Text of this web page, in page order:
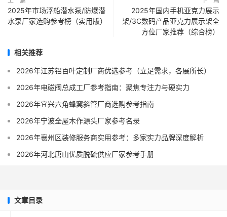
2025年市场浮船潜水泵/防爆潜
水泵厂家选购参考榜（实用版）
2025年国内手机亚克力展示
架/3C数码产品亚克力展示架全
方位厂家推荐（综合榜）
相关推荐
2026年江苏铝百叶定制厂商优选参考（立足需求，各展所长）
2026年电磁阀总成工厂参考指南：聚焦专注力与硬实力
2026年宜兴六角蜂窝斜管厂商选购参考指南
2026年宁波全屋木作源头厂家参考名录
2026年襄州区装修服务商实用参考：多家实力品牌深度解析
2026年河北唐山优质脱硫供应厂家参考手册
文章目录